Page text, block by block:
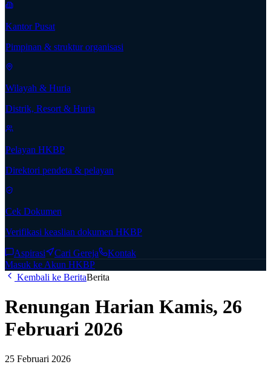
Kantor Pusat
Pimpinan & struktur organisasi
Wilayah & Huria
Distrik, Resort & Huria
Pelayan HKBP
Direktori pendeta & pelayan
Cek Dokumen
Verifikasi keaslian dokumen HKBP
Aspirasi Cari Gereja
Kontak
Masuk ke Akun HKBP
Kembali ke BeritaBerita
Renungan Harian Kamis, 26
Februari 2026
25 Februari 2026